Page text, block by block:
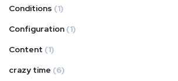
Conditions (1)
Configuration (1)
Content (1)
crazy time (6)